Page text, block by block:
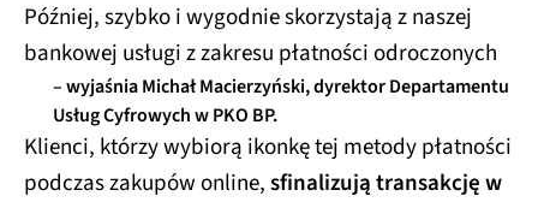
Później, szybko i wygodnie skorzystają z naszej
bankowej usługi z zakresu płatności odroczonych
– wyjaśnia Michał Macierzyński, dyrektor Departamentu
Usług Cyfrowych w PKO BP.
Klienci, którzy wybiorą ikonkę tej metody płatności
podczas zakupów online,sfinalizują transakcję w